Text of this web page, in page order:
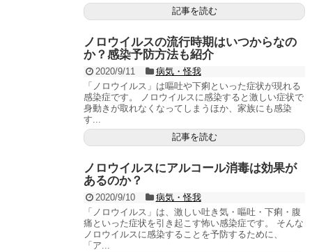
記事を読む
ノロウイルスの流行時期はいつからなの
か？感染予防方法も紹介
2020/9/11
病気・怪我
「ノロウイルス」は嘔吐や下痢といった症状が現れる
感染症です。 ノロウイルスに感染すると激しい症状で
身動きが取れなくなってしまうほか、家族にも感染
す...
記事を読む
ノロウイルスにアルコール消毒は効果が
あるのか？
2020/9/10
病気・怪我
「ノロウイルス」は、激しい吐き気・嘔吐・下痢・腹
痛といった症状を引き起こす怖い感染症です。 そんな
ノロウイルスに感染することを予防するために、
「ア...